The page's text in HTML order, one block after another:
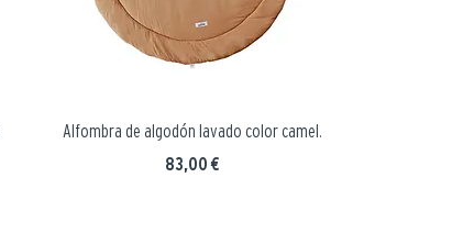
Alfombra de algodón lavado color camel.
Precio
83,00 €